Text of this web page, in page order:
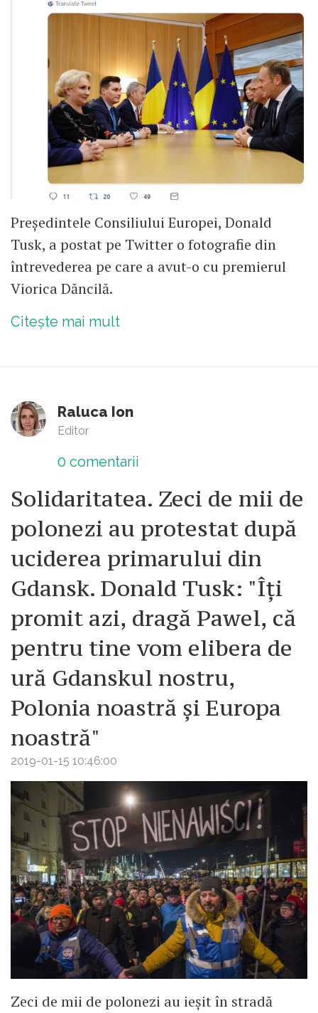
Președintele Consiliului Europei, Donald
Tusk, a postat pe Twitter o fotografie din
întrevederea pe care a avut-o cu premierul
Viorica Dăncilă.
Citește mai mult
Raluca Ion
Editor
0 comentarii
Solidaritatea. Zeci de mii de
polonezi au protestat după
uciderea primarului din
Gdansk. Donald Tusk: "Îţi
promit azi, dragă Pawel, că
pentru tine vom elibera de
ură Gdanskul nostru,
Polonia noastră şi Europa
noastră"
2019-01-15 10:46:00
Zeci de mii de polonezi au ieșit în stradă